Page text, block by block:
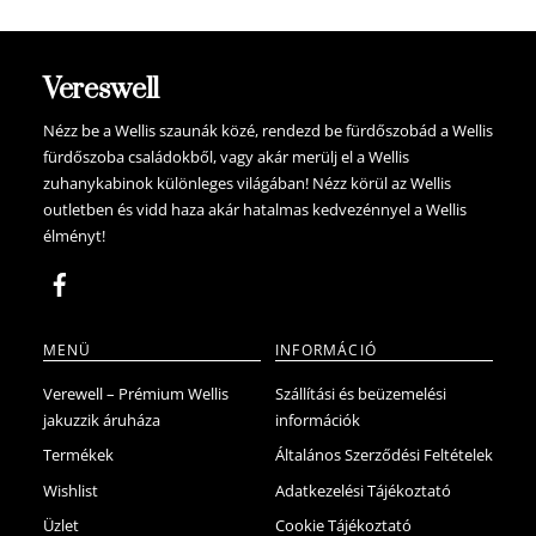
Vereswell
Nézz be a Wellis szaunák közé, rendezd be fürdőszobád a Wellis
fürdőszoba családokből, vagy akár merülj el a Wellis
zuhanykabinok különleges világában! Nézz körül az Wellis
outletben és vidd haza akár hatalmas kedvezénnyel a Wellis
élményt!
MENÜ
Verewell – Prémium Wellis
jakuzzik áruháza
Termékek
Wishlist
Üzlet
INFORMÁCIÓ
Szállítási és beüzemelési
információk
Általános Szerződési Feltételek
Adatkezelési Tájékoztató
Cookie Tájékoztató